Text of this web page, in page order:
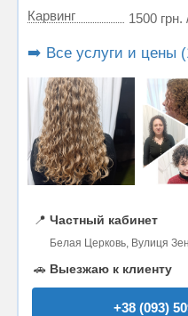
Карвинг 1500
➡️ Все услуги и цены
📍 Частный кабинет
Белая Церковь, Вулиця
🚗 Выезжаю к клиенту
+38 (093)